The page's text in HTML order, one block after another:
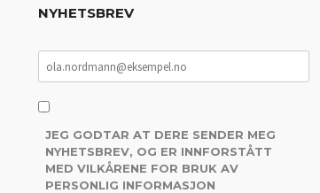
NYHETSBREV
JEG GODTAR AT DERE SENDER MEG
NYHETSBREV, OG ER INNFORSTÅTT
MED VILKÅRENE FOR BRUK AV
PERSONLIG INFORMASJON